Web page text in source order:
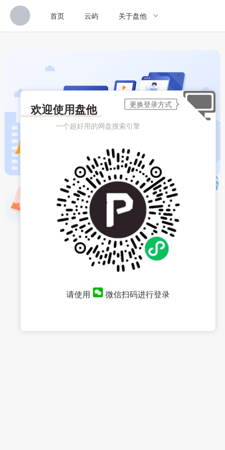
首页 云屿 关于盘他
欢迎使用盘他
一个超好用的网盘搜索引擎
请使用 微信扫码进行登录